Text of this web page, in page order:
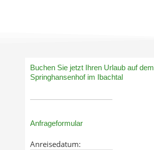
Buchen Sie jetzt Ihren Urlaub auf dem
Springhansenhof im Ibachtal
Anfrageformular
Anreisedatum: